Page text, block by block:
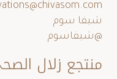
شيفا سوم
@شيفاسوم
منتجع زلال